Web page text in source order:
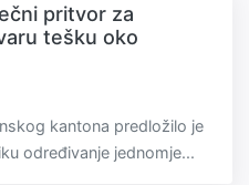
pritvor za
tešku oko
kantona predložilo je
određivanje jednomje...